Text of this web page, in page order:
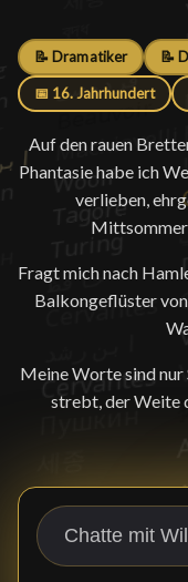
📝 Dramatiker 📝
📅 16. Jahrhundert
Auf den rauen
Phantasie habe ich
verlieben,
Fragt mich nach
Balkongeflüster
Meine Worte sind nur
strebt, der Weite